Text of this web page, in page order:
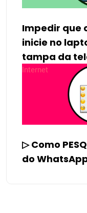
Impedir que
inicie no
tampa da
Internet
▷ Como
do